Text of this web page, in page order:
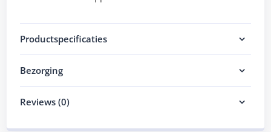
Productspecificaties
Bezorging
Reviews (0)